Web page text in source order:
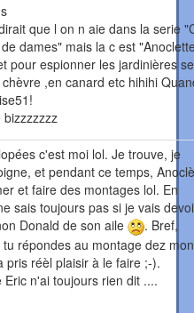
que l on n aie dans la serie
dames" mais la c est
pour espionner les jardinières se
,en canard etc hihihi
bizzzzzzz
c'est moi lol. Je trouve, je
et pendant ce temps,
et faire des montages lol. En
sais toujours pas si je vais
Donald de son aile
. Bref,
répondes au montage dez
pris réèl plaisir à le faire ;-).
Eric n'ai toujours rien dit ....